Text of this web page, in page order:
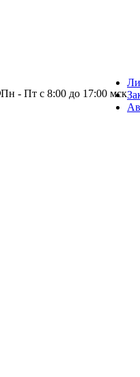
Пн - Пт с 8:00 до 17:00 мск